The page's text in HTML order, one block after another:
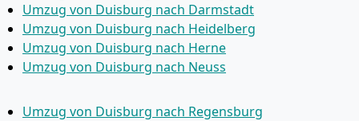
Umzug von Duisburg nach Darmstadt
Umzug von Duisburg nach Heidelberg
Umzug von Duisburg nach Herne
Umzug von Duisburg nach Neuss
Umzug von Duisburg nach Regensburg